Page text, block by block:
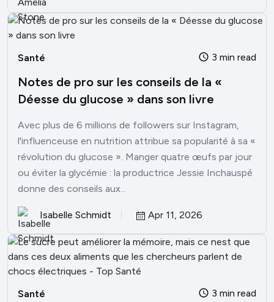
Santé 3 min read
Notes de pro sur les conseils de la «
Déesse du glucose » dans son livre
Avec plus de 6 millions de followers sur Instagram,
l'influenceuse en nutrition attribue sa popularité à sa «
révolution du glucose ». Manger quatre œufs par jour
ou éviter la glycémie : la productrice Jessie Inchauspé
donne des conseils aux...
Isabelle Schmidt Apr 11, 2026
Santé 3 min read